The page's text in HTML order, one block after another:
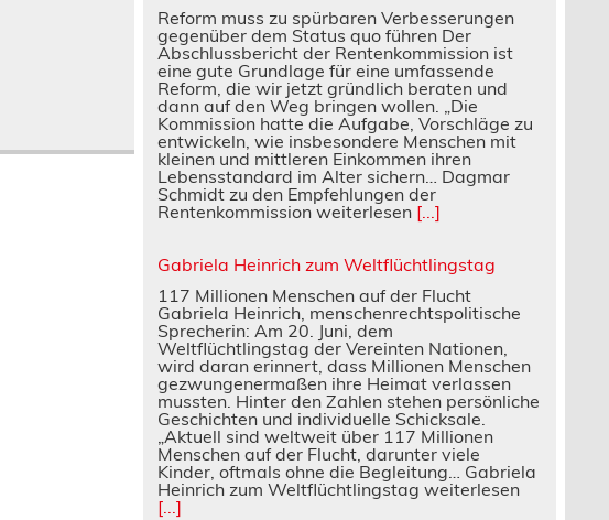
Reform muss zu spürbaren Verbesserungen
gegenüber dem Status quo führen Der
Abschlussbericht der Rentenkommission ist
eine gute Grundlage für eine umfassende
Reform, die wir jetzt gründlich beraten und
dann auf den Weg bringen wollen. „Die
Kommission hatte die Aufgabe, Vorschläge zu
entwickeln, wie insbesondere Menschen mit
kleinen und mittleren Einkommen ihren
Lebensstandard im Alter sichern… Dagmar
Schmidt zu den Empfehlungen der
Rentenkommission weiterlesen [...]
Gabriela Heinrich zum Weltflüchtlingstag
117 Millionen Menschen auf der Flucht
Gabriela Heinrich, menschenrechtspolitische
Sprecherin: Am 20. Juni, dem
Weltflüchtlingstag der Vereinten Nationen,
wird daran erinnert, dass Millionen Menschen
gezwungenermaßen ihre Heimat verlassen
mussten. Hinter den Zahlen stehen persönliche
Geschichten und individuelle Schicksale.
„Aktuell sind weltweit über 117 Millionen
Menschen auf der Flucht, darunter viele
Kinder, oftmals ohne die Begleitung… Gabriela
Heinrich zum Weltflüchtlingstag weiterlesen
[...]